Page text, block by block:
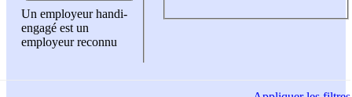
Un employeur handi-
engagé est un
employeur reconnu